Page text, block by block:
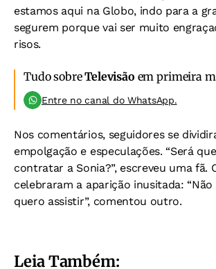
estamos aqui na Globo, indo para a
segurem porque vai ser muito
risos.
Tudo sobreTelevisão em primeira
Entre no canal do WhatsApp.
Nos comentários, seguidores se
empolgação e especulações. “Será
contratar a Sonia?”, escreveu uma fã.
celebraram a aparição inusitada:
quero assistir”, comentou outro.
Leia Também: